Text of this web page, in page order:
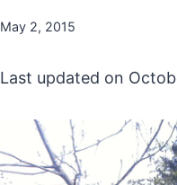
By
May 2, 2015
Last updated on